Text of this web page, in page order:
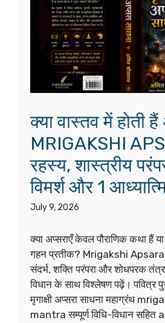
क्या वास्तव में होती
MRIGAKSHI
रहस्य, शास्त्रीय
विमर्श और 1
July 9, 2026
क्या अप्सराएँ केवल पौराणिक कथा हैं
गहन प्रतीक? Mrigakshi Apsara
संदर्भ, शक्ति परंपरा और शोधपरक
विधान के साथ विश्लेषण पढ़ें। पवित्र
मृगाक्षी अप्सरा साधना महाग्रंथ
mantra सम्पूर्ण विधि-विधान सहित